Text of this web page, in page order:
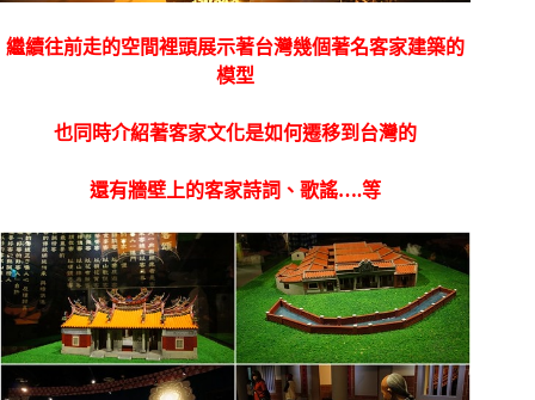
繼續往前走的空間裡頭展示著台灣幾個著名客家建築的
模型
也同時介紹著客家文化是如何遷移到台灣的
還有牆壁上的客家詩詞、歌謠….等